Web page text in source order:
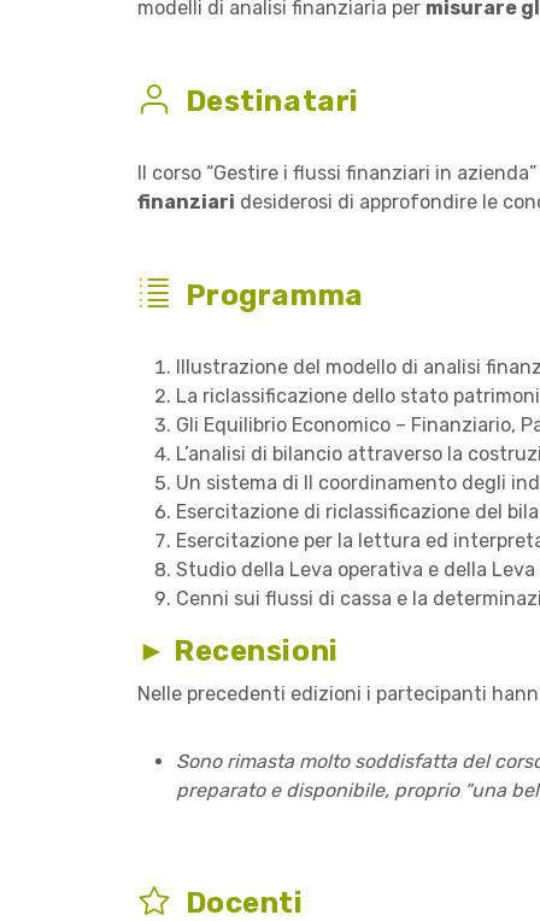
modelli di analisi finanziaria per misurare
Destinatari
Il corso “Gestire i flussi finanziari in
finanziari desiderosi di approfondire le
Programma
Illustrazione del modello di analisi
La riclassificazione dello stato
Gli Equilibrio Economico – Finanziario,
L’analisi di bilancio attraverso la
Un sistema di Il coordinamento degli
Esercitazione di riclassificazione del
Esercitazione per la lettura ed
Studio della Leva operativa e della
Cenni sui flussi di cassa e la
► Recensioni
Nelle precedenti edizioni i partecipanti
Sono rimasta molto soddisfatta del
preparato e disponibile, proprio “una
Docenti